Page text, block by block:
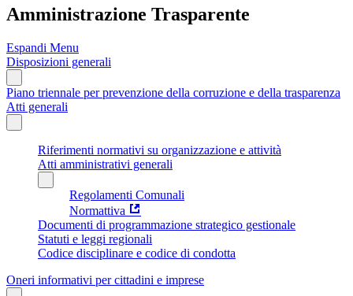
Amministrazione Trasparente
Espandi Menu
Disposizioni generali
Piano triennale per prevenzione della corruzione e della trasparenza
Atti generali
Riferimenti normativi su organizzazione e attività
Atti amministrativi generali
Regolamenti Comunali
Normattiva
Documenti di programmazione strategico gestionale
Statuti e leggi regionali
Codice disciplinare e codice di condotta
Oneri informativi per cittadini e imprese